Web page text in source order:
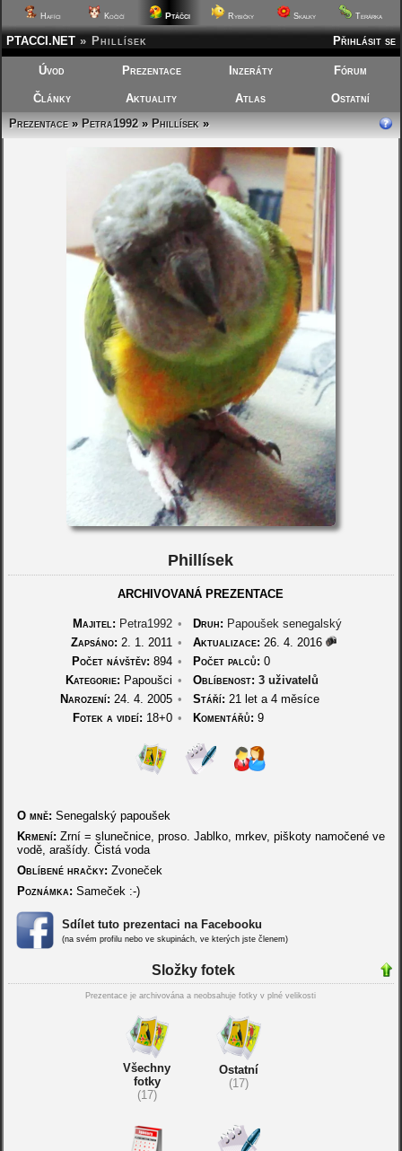
Hafíci Kočičí Ptáčci Rybičky Skalky Terárka
Přihlásit se
PTACCI.NET » Phillísek
Úvod Prezentace Inzeráty Fórum
Články Aktuality Atlas
Ostatní
Prezentace»Petra1992»Phillísek»
Phillísek
ARCHIVOVANÁ PREZENTACE
Majitel: Petra1992 • Druh: Papoušek senegalský
Zapsáno: 2. 1. 2011 • Aktualizace: 26. 4. 2016
Počet návštěv: 894 • Počet palců: 0
Kategorie: Papoušci • Oblíbenost: 3 uživatelů
Narození: 24. 4. 2005 • Stáří: 21 let a 4 měsíce
Fotek a videí: 18+0 • Komentářů: 9
O mně: Senegalský papoušek
Krmení: Zrní = slunečnice, proso. Jablko, mrkev, piškoty namočené ve
vodě, arašídy. Čistá voda
Oblíbené hračky: Zvoneček
Poznámka: Sameček :-)
Sdílet tuto prezentaci na Facebooku
(na svém profilu nebo ve skupinách, ve kterých jste členem)
Složky fotek
Prezentace je archivována a neobsahuje fotky v plné velikosti
Všechny
fotky
(17)
Ostatní
(17)